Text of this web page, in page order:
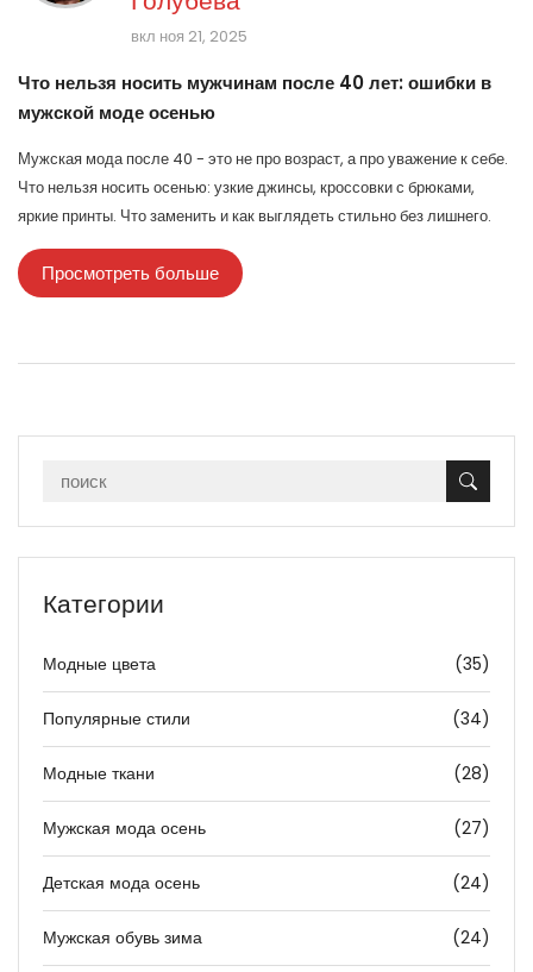
вкл ноя 21, 2025
Что нельзя носить мужчинам после 40 лет: ошибки в
мужской моде осенью
Мужская мода после 40 - это не про возраст, а про уважение к себе.
Что нельзя носить осенью: узкие джинсы, кроссовки с брюками,
яркие принты. Что заменить и как выглядеть стильно без лишнего.
Просмотреть больше
Категории
Модные цвета (35)
Популярные стили (34)
Модные ткани (28)
Мужская мода осень (27)
Детская мода осень (24)
Мужская обувь зима (24)